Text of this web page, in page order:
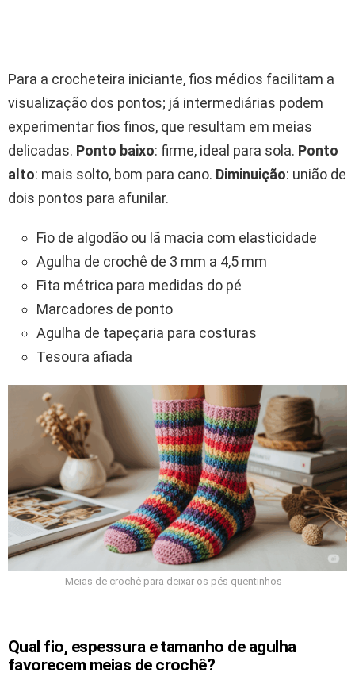
Para a crocheteira iniciante, fios médios facilitam a
visualização dos pontos; já intermediárias podem
experimentar fios finos, que resultam em meias
delicadas. Ponto baixo: firme, ideal para sola. Ponto
alto: mais solto, bom para cano. Diminuição: união de
dois pontos para afunilar.
Fio de algodão ou lã macia com elasticidade
Agulha de crochê de 3 mm a 4,5 mm
Fita métrica para medidas do pé
Marcadores de ponto
Agulha de tapeçaria para costuras
Tesoura afiada
Meias de crochê para deixar os pés quentinhos
Qual fio, espessura e tamanho de agulha
favorecem meias de crochê?